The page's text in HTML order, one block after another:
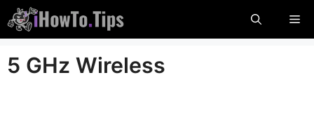
Przejdź
do
treści
5 GHz Wireless